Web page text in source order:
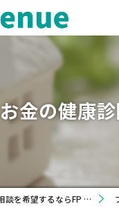
お金の健康
さいたま市で相談を希望するならFP Avenue